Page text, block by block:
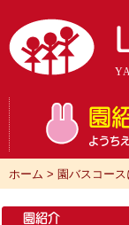
園
ようち
ホーム > 園バスコー
園紹介